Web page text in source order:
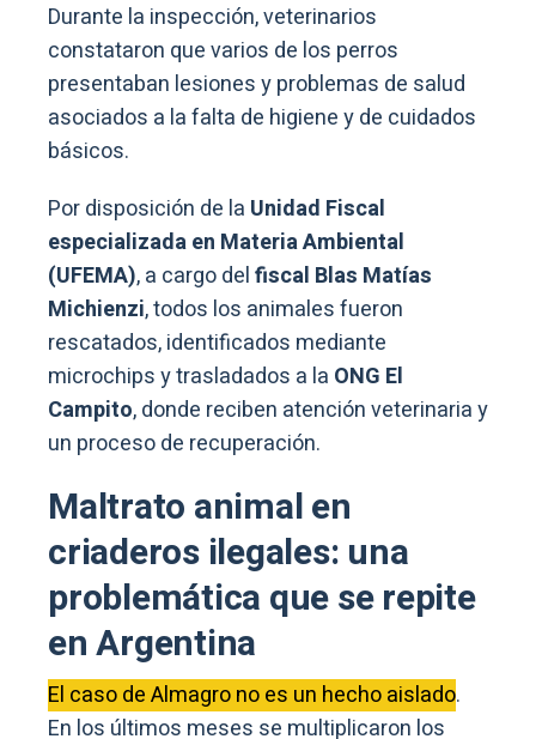
Durante la inspección, veterinarios
constataron que varios de los perros
presentaban lesiones y problemas de salud
asociados a la falta de higiene y de cuidados
básicos.
Por disposición de la Unidad Fiscal
especializada en Materia Ambiental
(UFEMA), a cargo delfiscal Blas Matías
Michienzi, todos los animales fueron
rescatados, identificados mediante
microchips y trasladados a la ONG El
Campito, donde reciben atención veterinaria y
un proceso de recuperación.
Maltrato animal en
criaderos ilegales: una
problemática que se repite
en Argentina
El caso de Almagro no es un hecho aislado.
En los últimos meses se multiplicaron los